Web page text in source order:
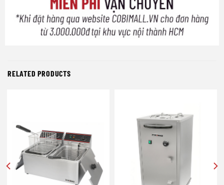
RELATED PRODUCTS